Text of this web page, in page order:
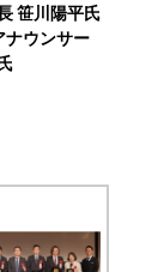
笹川陽平氏
ナウンサー